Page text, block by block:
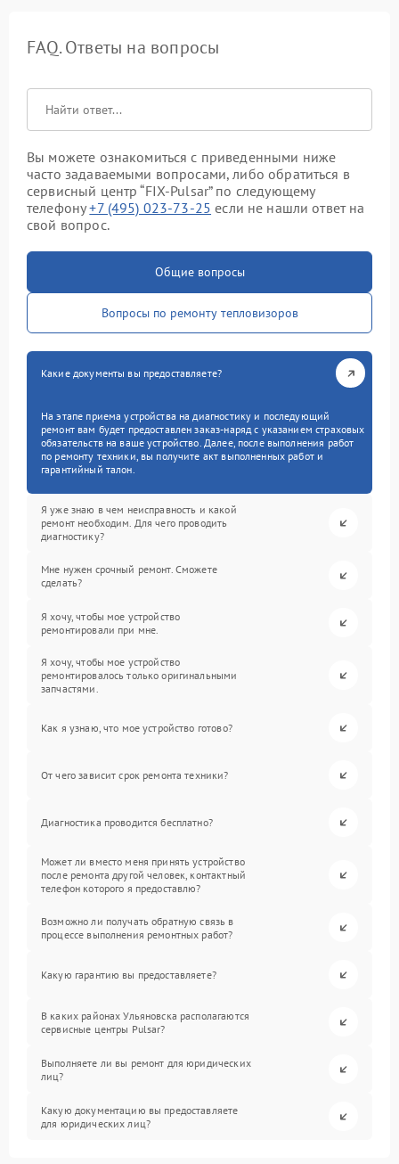
FAQ. Ответы на вопросы
Вы можете ознакомиться с приведенными ниже
часто задаваемыми вопросами, либо обратиться в
сервисный центр “FIX-Pulsar” по следующему
телефону+7 (495) 023-73-25 если не нашли ответ на
свой вопрос.
Общие вопросы
Вопросы по ремонту тепловизоров
Какие документы вы предоставляете?
На этапе приема устройства на диагностику и последующий
ремонт вам будет предоставлен заказ-наряд с указанием страховых
обязательств на ваше устройство. Далее, после выполнения работ
по ремонту техники, вы получите акт выполненных работ и
гарантийный талон.
Я уже знаю в чем неисправность и какой
ремонт необходим. Для чего проводить
диагностику?
Мне нужен срочный ремонт. Сможете
сделать?
Я хочу, чтобы мое устройство
ремонтировали при мне.
Я хочу, чтобы мое устройство
ремонтировалось только оригинальными
запчастями.
Как я узнаю, что мое устройство готово?
От чего зависит срок ремонта техники?
Диагностика проводится бесплатно?
Может ли вместо меня принять устройство
после ремонта другой человек, контактный
телефон которого я предоставлю?
Возможно ли получать обратную связь в
процессе выполнения ремонтных работ?
Какую гарантию вы предоставляете?
В каких районах Ульяновска располагаются
сервисные центры Pulsar?
Выполняете ли вы ремонт для юридических
лиц?
Какую документацию вы предоставляете
для юридических лиц?